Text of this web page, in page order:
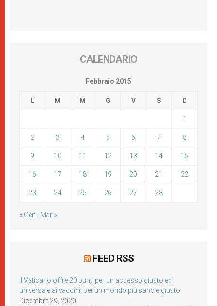
CALENDARIO
Febbraio 2015
L M M G V S D
1
2 3 4 5 6 7 8
9 10 11 12 13 14 15
16 17 18 19 20 21 22
23 24 25 26 27 28
« Gen Mar »
FEED RSS
Il Vaticano offre 20 punti per un accesso giusto ed
universale ai vaccini, per un mondo più sano e giusto
Dicembre 29, 2020